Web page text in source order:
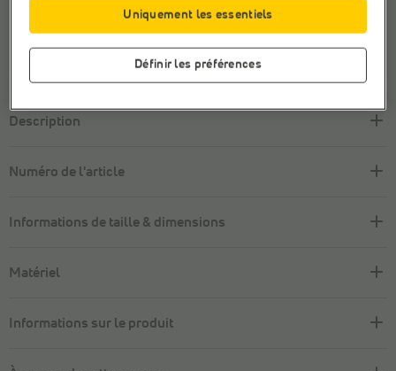
Retourgratuit
Description
Numéro de l'article
Informations de taille & dimensions
Matériel
Informations sur le produit
Définir les préférences
Uniquement les essentiels